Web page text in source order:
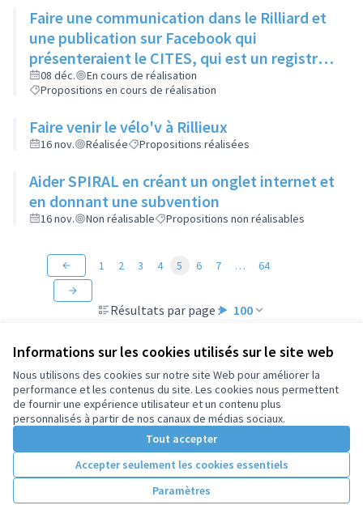
Informations sur les cookies utilisés sur le site web
Nous utilisons des cookies sur notre site Web pour améliorer la
performance et les contenus du site. Les cookies nous permettent
de fournir une expérience utilisateur et un contenu plus
personnalisés à partir de nos canaux de médias sociaux.
Tout accepter
Accepter seulement les cookies essentiels
Paramètres
Faire une communication dans le Rilliard et
une publication sur Facebook qui
présenteraient le CITES, qui est un registre
des animaux dangereux ou protégés, et
donneraient le lien pour y accéder.
08 déc.
En cours de réalisation
Propositions en cours de réalisation
Faire venir le vélo'v à Rillieux
16 nov. Réalisée Propositions réalisées
Aider SPIRAL en créant un onglet internet et
en donnant une subvention
16 nov. Non réalisable Propositions non réalisables
Résultats par page : 100
1 2 3 4 5 6 7 … 64
Conditions d'utilisation
Paramètres des cookies
(Lien externe)Open Source Politics
(Lien externe)
grâce au
Decidim
.
Licence
(Lien